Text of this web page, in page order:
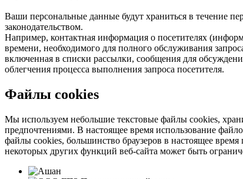
Ваши персональные данные будут храниться в течение
законодательством.
Например, контактная информация о посетителях
времени, необходимого для полного обслуживания
включенная в списки рассылки, сообщения для
облегчения процесса выполнения запроса посетителя.
Файлы cookies
Мы используем небольшие текстовые файлы cookies,
предпочтениями. В настоящее время использование
файлы cookies, большинство браузеров в настоящее время
некоторых других функций веб-сайта может быть